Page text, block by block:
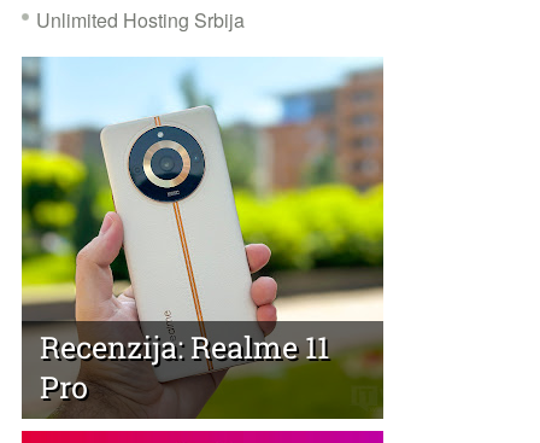
Unlimited Hosting Srbija
Recenzija: Realme 11
Pro